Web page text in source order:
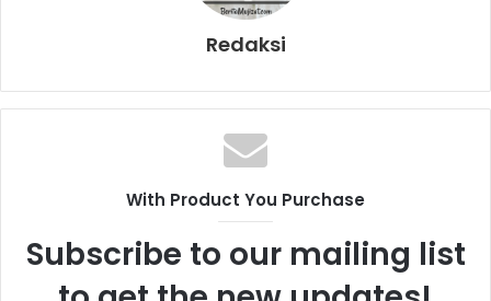
Redaksi
With Product You Purchase
Subscribe to our mailing list